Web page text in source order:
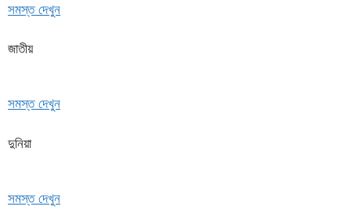
সমস্ত দেখুন
জাতীয়
সমস্ত দেখুন
দুনিয়া
সমস্ত দেখুন